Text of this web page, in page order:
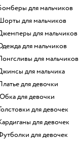
Бомберы для мальчиков
Шорты для мальчиков
Джемперы для мальчиков
Одежда для мальчиков
Лонгсливы для мальчиков
Джинсы для мальчика
Платье для девочки
Юбка для девочки
Толстовки для девочек
Кардиганы для девочек
Футболки для девочек